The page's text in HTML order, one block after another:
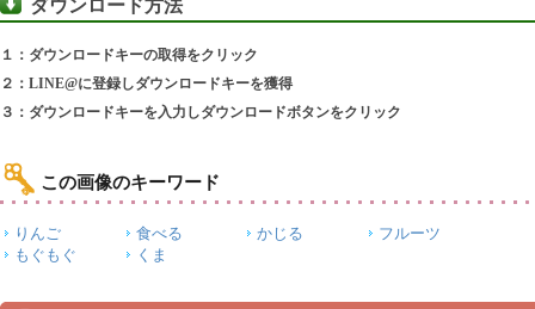
ダウンロード方法
１：ダウンロードキーの取得をクリック
２：LINE@に登録しダウンロードキーを獲得
３：ダウンロードキーを入力しダウンロードボタンをクリック
この画像のキーワード
りんご 食べる かじる
フルーツ
もぐもぐ
くま